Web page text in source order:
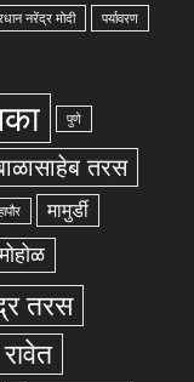
नरेंद्र मोदी पर्यावरण
पुणे
तरस
मामुर्डी
तरस
रावेत